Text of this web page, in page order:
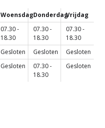
WoensdagDonderdagVrijdag
07.30 -
18.30
07.30 -
18.30
07.30 -
18.30
Gesloten Gesloten
Gesloten
Gesloten
07.30 -
18.30
Gesloten